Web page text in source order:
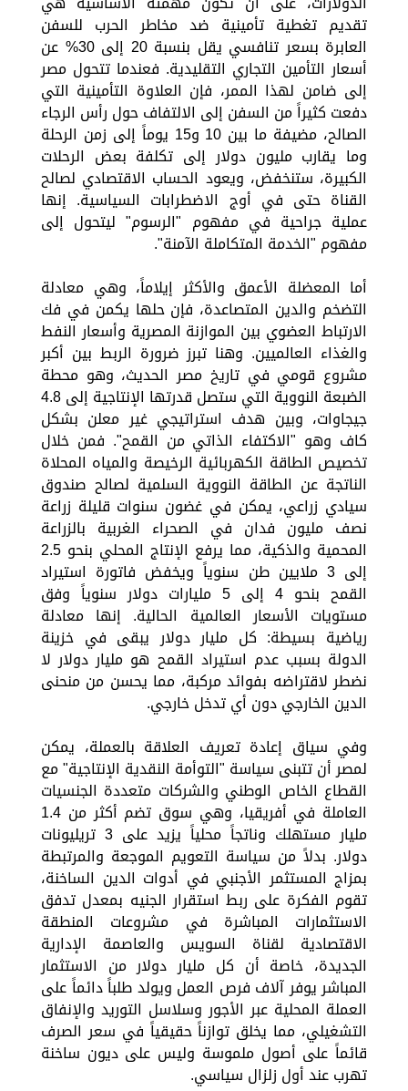
تقديم تغطية تأمينية ضد مخاطر الحرب للسفن
العابرة بسعر تنافسي يقل بنسبة 20 إلى 30% عن
أسعار التأمين التجاري التقليدية. فعندما تتحول مصر
إلى ضامن لهذا الممر، فإن العلاوة التأمينية التي
دفعت كثيراً من السفن إلى الالتفاف حول رأس الرجاء
الصالح، مضيفة ما بين 10 و15 يوماً إلى زمن الرحلة
وما يقارب مليون دولار إلى تكلفة بعض الرحلات
الكبيرة، ستنخفض، ويعود الحساب الاقتصادي لصالح
القناة حتى في أوج الاضطرابات السياسية. إنها
عملية جراحية في مفهوم "الرسوم" ليتحول إلى
مفهوم "الخدمة المتكاملة الآمنة".
أما المعضلة الأعمق والأكثر إيلاماً، وهي معادلة
التضخم والدين المتصاعدة، فإن حلها يكمن في فك
الارتباط العضوي بين الموازنة المصرية وأسعار النفط
والغذاء العالميين. وهنا تبرز ضرورة الربط بين أكبر
مشروع قومي في تاريخ مصر الحديث، وهو محطة
الضبعة النووية التي ستصل قدرتها الإنتاجية إلى 4.8
جيجاوات، وبين هدف استراتيجي غير معلن بشكل
كاف وهو "الاكتفاء الذاتي من القمح". فمن خلال
تخصيص الطاقة الكهربائية الرخيصة والمياه المحلاة
الناتجة عن الطاقة النووية السلمية لصالح صندوق
سيادي زراعي، يمكن في غضون سنوات قليلة زراعة
نصف مليون فدان في الصحراء الغربية بالزراعة
المحمية والذكية، مما يرفع الإنتاج المحلي بنحو 2.5
إلى 3 ملايين طن سنوياً ويخفض فاتورة استيراد
القمح بنحو 4 إلى 5 مليارات دولار سنوياً وفق
مستويات الأسعار العالمية الحالية. إنها معادلة
رياضية بسيطة: كل مليار دولار يبقى في خزينة
الدولة بسبب عدم استيراد القمح هو مليار دولار لا
نضطر لاقتراضه بفوائد مركبة، مما يحسن من منحنى
الدين الخارجي دون أي تدخل خارجي.
وفي سياق إعادة تعريف العلاقة بالعملة، يمكن
لمصر أن تتبنى سياسة "التوأمة النقدية الإنتاجية" مع
القطاع الخاص الوطني والشركات متعددة الجنسيات
العاملة في أفريقيا، وهي سوق تضم أكثر من 1.4
مليار مستهلك وناتجاً محلياً يزيد على 3 تريليونات
دولار. بدلاً من سياسة التعويم الموجعة والمرتبطة
بمزاج المستثمر الأجنبي في أدوات الدين الساخنة،
تقوم الفكرة على ربط استقرار الجنيه بمعدل تدفق
الاستثمارات المباشرة في مشروعات المنطقة
الاقتصادية لقناة السويس والعاصمة الإدارية
الجديدة، خاصة أن كل مليار دولار من الاستثمار
المباشر يوفر آلاف فرص العمل ويولد طلباً دائماً على
العملة المحلية عبر الأجور وسلاسل التوريد والإنفاق
التشغيلي، مما يخلق توازناً حقيقياً في سعر الصرف
قائماً على أصول ملموسة وليس على ديون ساخنة
تهرب عند أول زلزال سياسي.